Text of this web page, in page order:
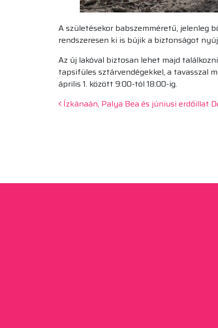
A születésekor babszemméretű, jelenleg
rendszeresen ki is bújik a biztonságot
Az új lakóval biztosan lehet majd
tapsifüles sztárvendégekkel, a tavasszal
április 1. között 9:00-tól 18:00-ig.
Beitrags-Navigation
Ízkánaán, Palya Bea és júniusi erdőillat